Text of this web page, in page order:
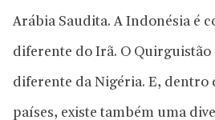
Arábia Saudita. A Indonésia é
diferente do Irã. O Quirguistão
diferente da Nigéria. E, dentro
países, existe também uma